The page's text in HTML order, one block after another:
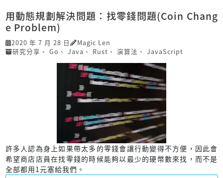
用動態規劃解決問題：找零錢問題(Coin Chang
e Problem)
2020 年 7 月 28 日
Magic Len
研究分享 、 Go 、 Java 、 Rust 、 演算法 、 JavaScript
許多人認為身上如果帶太多的零錢會讓行動變得不方便，因此會
希望商店店員在找零錢的時候能夠以最少的硬幣數來找，而不是
全部都用1元塞給我們。